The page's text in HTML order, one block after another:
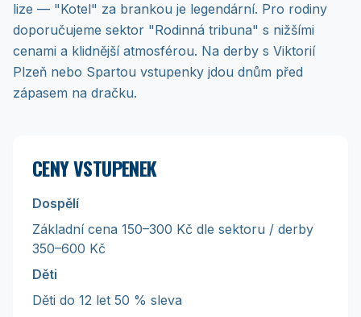
lize — "Kotel" za brankou je legendární. Pro rodiny
doporučujeme sektor "Rodinná tribuna" s nižšími
cenami a klidnější atmosférou. Na derby s Viktorií
Plzeň nebo Spartou vstupenky jdou dnům před
zápasem na dračku.
CENY VSTUPENEK
Dospělí
Základní cena 150–300 Kč dle sektoru / derby
350–600 Kč
Děti
Děti do 12 let 50 % sleva